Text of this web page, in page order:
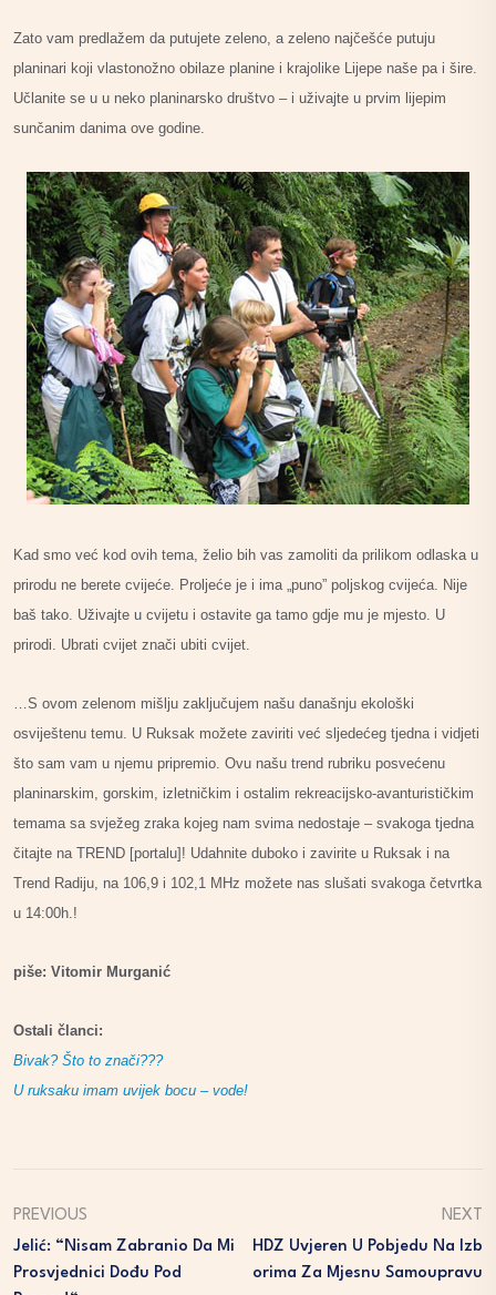
Zato vam predlažem da putujete zeleno, a zeleno najčešće putuju
planinari koji vlastonožno obilaze planine i krajolike Lijepe naše pa i šire.
Učlanite se u u neko planinarsko društvo – i uživajte u prvim lijepim
sunčanim danima ove godine.
Kad smo već kod ovih tema, želio bih vas zamoliti da prilikom odlaska u
prirodu ne berete cvijeće. Proljeće je i ima „puno” poljskog cvijeća. Nije
baš tako. Uživajte u cvijetu i ostavite ga tamo gdje mu je mjesto. U
prirodi. Ubrati cvijet znači ubiti cvijet.
…S ovom zelenom mišlju zaključujem našu današnju ekološki
osviještenu temu. U Ruksak možete zaviriti već sljedećeg tjedna i vidjeti
što sam vam u njemu pripremio. Ovu našu trend rubriku posvećenu
planinarskim, gorskim, izletničkim i ostalim rekreacijsko-avanturističkim
temama sa svježeg zraka kojeg nam svima nedostaje – svakoga tjedna
čitajte na TREND [portalu]! Udahnite duboko i zavirite u Ruksak i na
Trend Radiju, na 106,9 i 102,1 MHz možete nas slušati svakoga četvrtka
u 14:00h.!
piše: Vitomir Murganić
Ostali članci:
Bivak? Što to znači???
U ruksaku imam uvijek bocu – vode!
PREVIOUS
Jelić: “Nisam Zabranio Da Mi
Prosvjednici Dođu Pod
NEXT
HDZ Uvjeren U Pobjedu Na Izb
Orima Za Mjesnu Samoupravu